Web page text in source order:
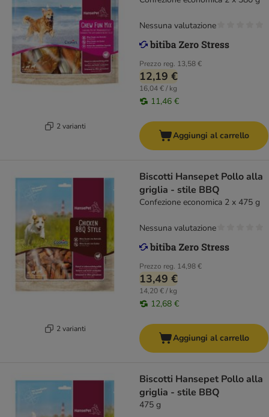
2 varianti
Prezzo reg. 13,58 €
12,19 €
16,04 € / kg
11,46 €
Nessuna valutazione
Aggiungi al carrello
2 varianti
Biscotti Hansepet Pollo alla
griglia - stile BBQ
Confezione economica 2 x 475 g
Prezzo reg. 14,98 €
13,49 €
14,20 € / kg
12,68 €
Nessuna valutazione
Aggiungi al carrello
Biscotti Hansepet Pollo alla
griglia - stile BBQ
475 g